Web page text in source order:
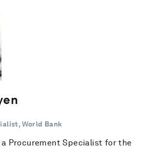
World Bank
a Procurement Specialist for the